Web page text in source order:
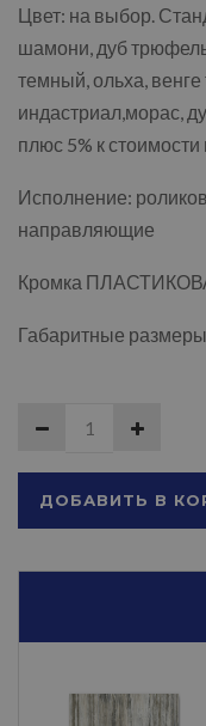
Цвет: на выбор.
шамони, дуб
темный, ольха,
индастриал,морас,
плюс 5% к
Исполнение:
направляющие
Кромка
Габаритные
ДОБАВИТЬ В